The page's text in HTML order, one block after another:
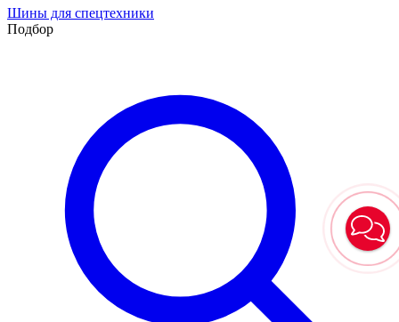
Шины для спецтехники
Подбор